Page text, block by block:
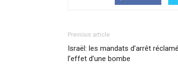
Previous article
Israël: les mandats d’arrêt
l’effet d’une bombe